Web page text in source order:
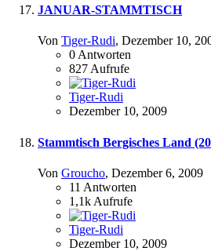
JANUAR-STAMMTISCH
Von Tiger-Rudi, Dezember 10,
0 Antworten
827 Aufrufe
Tiger-Rudi
Dezember 10, 2009
Stammtisch Bergisches Land
Von Groucho, Dezember 6, 2009
11 Antworten
1,1k Aufrufe
Tiger-Rudi
Dezember 10, 2009